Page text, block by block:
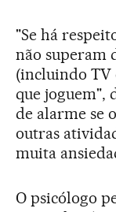
"Se há
não superam
(incluindo TV
que joguem",
de alarme se
outras
muita
O psicólogo